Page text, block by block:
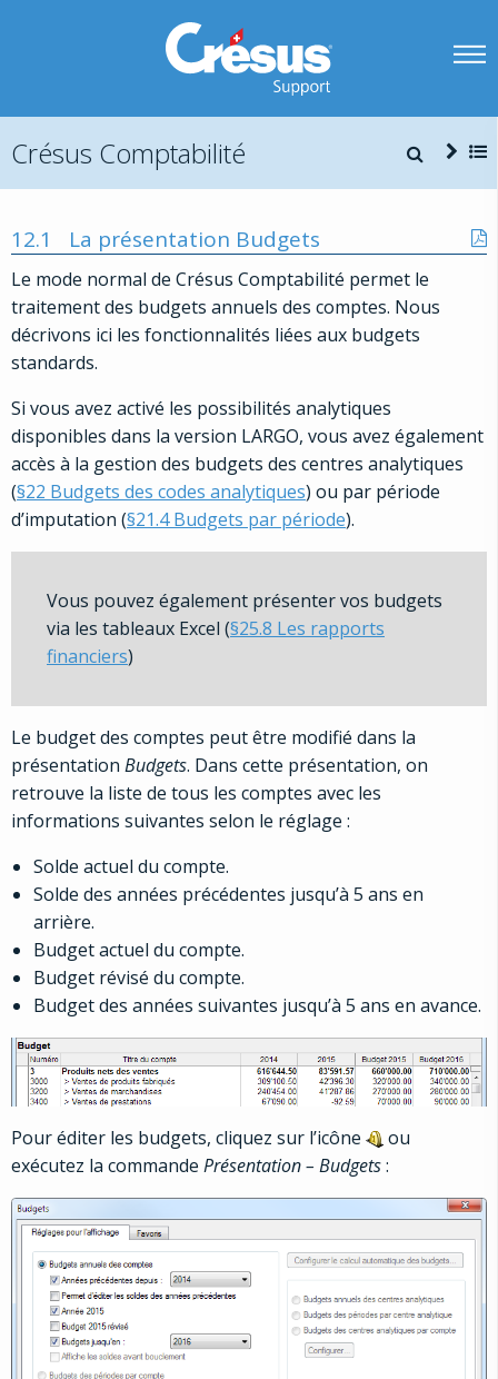
Crésus Comptabilité
12.1 La présentation Budgets
Le mode normal de Crésus Comptabilité permet le
traitement des budgets annuels des comptes. Nous
décrivons ici les fonctionnalités liées aux budgets
standards.
Si vous avez activé les possibilités analytiques
disponibles dans la version LARGO, vous avez également
accès à la gestion des budgets des centres analytiques
(§22 Budgets des codes analytiques) ou par période
d’imputation (§21.4 Budgets par période).
Vous pouvez également présenter vos budgets
via les tableaux Excel (§25.8 Les rapports
financiers)
Le budget des comptes peut être modifié dans la
présentation Budgets. Dans cette présentation, on
retrouve la liste de tous les comptes avec les
informations suivantes selon le réglage :
Solde actuel du compte.
Solde des années précédentes jusqu’à 5 ans en
arrière.
Budget actuel du compte.
Budget révisé du compte.
Budget des années suivantes jusqu’à 5 ans en avance.
Pour éditer les budgets, cliquez sur l’icône
ou
exécutez la commande Présentation– Budgets: